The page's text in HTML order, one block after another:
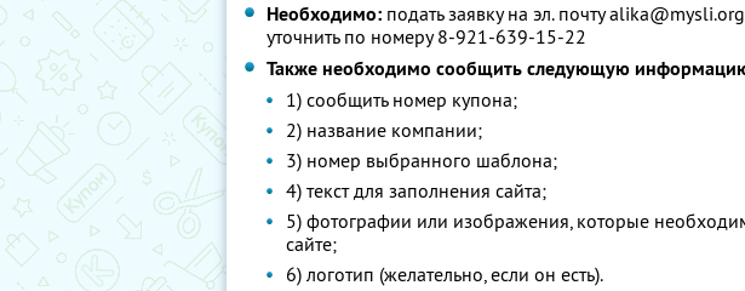
Необходимо: подать заявку на эл. почту
уточнить по номеру 8-921-639-15-22
Также необходимо сообщить следующую
1) сообщить номер купона;
2) название компании;
3) номер выбранного шаблона;
4) текст для заполнения сайта;
5) фотографии или изображения, которые
сайте;
6) логотип (желательно, если он есть).